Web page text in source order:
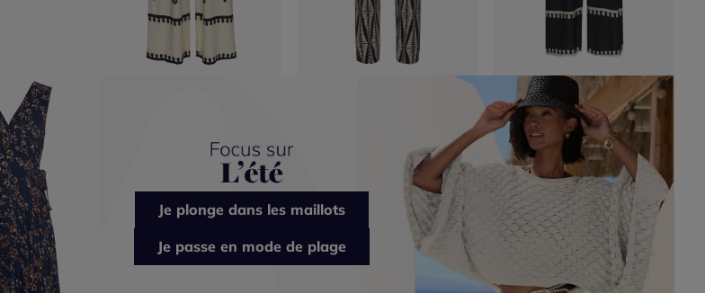
Je plonge dans les maillots
Je passe en mode de plage